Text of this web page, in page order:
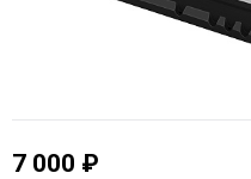
7 000 ₽